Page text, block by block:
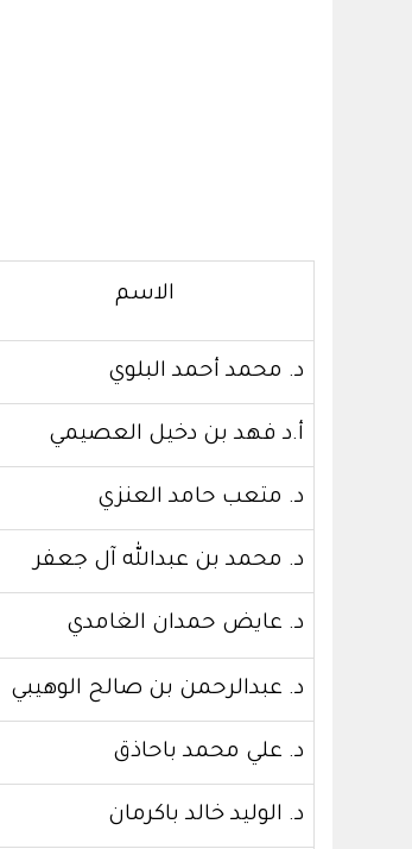
الاسم
د. محمد أحمد البلوي
أ.د فهد بن دخيل العصيمي
د. متعب حامد العنزي
د. محمد بن عبدالله آل جعفر
د. عايض حمدان الغامدي
د. عبدالرحمن بن صالح الوهيبي
د. علي محمد باحاذق
د. الوليد خالد باكرمان